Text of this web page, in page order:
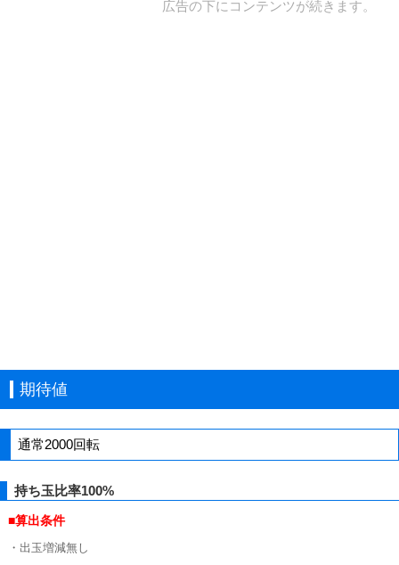
広告の下にコンテンツが続きます。
期待値
通常2000回転
持ち玉比率100%
■算出条件
・出玉増減無し